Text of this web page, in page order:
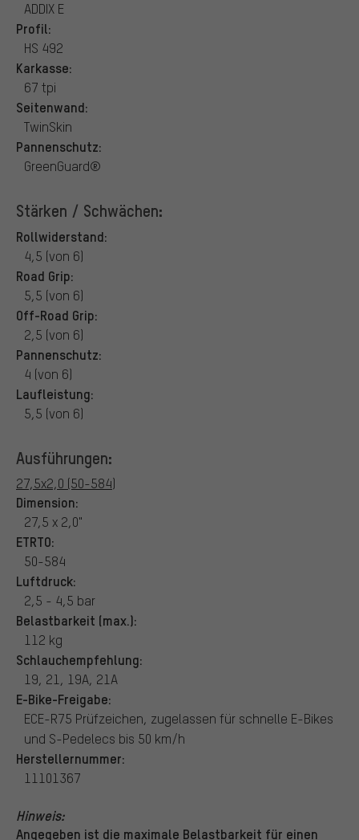
ADDIX E
Profil:
HS 492
Karkasse:
67 tpi
Seitenwand:
TwinSkin
Pannenschutz:
GreenGuard®
Stärken / Schwächen:
Rollwiderstand:
4,5 (von 6)
Road Grip:
5,5 (von 6)
Off-Road Grip:
2,5 (von 6)
Pannenschutz:
4 (von 6)
Laufleistung:
5,5 (von 6)
Ausführungen:
27,5x2,0 (50-584)
Dimension:
27,5 x 2,0"
ETRTO:
50-584
Luftdruck:
2,5 - 4,5 bar
Belastbarkeit (max.):
112 kg
Schlauchempfehlung:
19, 21, 19A, 21A
E-Bike-Freigabe:
ECE-R75 Prüfzeichen, zugelassen für schnelle E-Bikes
und S-Pedelecs bis 50 km/h
Herstellernummer:
11101367
Hinweis:
Angegeben ist die maximale Belastbarkeit für einen